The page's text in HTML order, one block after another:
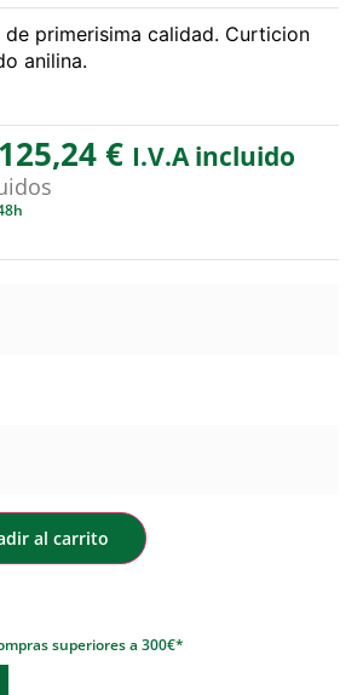
primerisima calidad. Curticion
anilina.
125,24€ I.V.A incluido
al carrito
superiores a 300€*